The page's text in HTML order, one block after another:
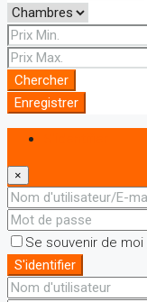
Chercher
Enregistrer
×
Se souvenir de moi
S'identifier